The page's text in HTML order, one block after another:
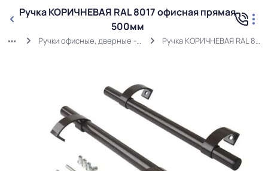
Ручка КОРИЧНЕВАЯ RAL 8017 офисная прямая
500мм
Ручки офисные, дверные - Прямые (штанга - круглая) Ручка КОРИЧНЕВАЯ RAL 8017 офисная прямая 500мм